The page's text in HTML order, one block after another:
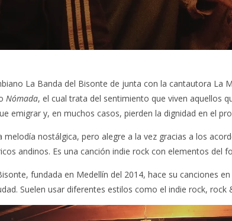
La Banda del Bisonte de junta con la cantautora La
Nómada, el cual trata del sentimiento que viven aquellos
emigrar y, en muchos casos, pierden la dignidad en el
melodía nostálgica, pero alegre a la vez gracias a los
andinos. Es una canción indie rock con elementos del
fundada en Medellín del 2014, hace su canciones
Suelen usar diferentes estilos como el indie rock,